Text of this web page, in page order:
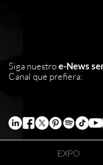
Siga nuestroe-News
Canal que prefiera:
EXPO